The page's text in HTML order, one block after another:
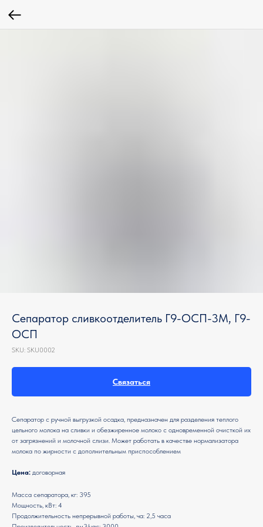
Сепаратор сливкоотделитель Г9-ОСП-3М, Г9-
ОСП
SKU: SKU0002
Связаться
Сепаратор с ручной выгрузкой осадка, предназначен для разделения теплого
цельного молока на сливки и обезжиренное молоко с одновременной очисткой их
от загрязнений и молочной слизи. Может работать в качестве нормализатора
молока по жирности с дополнительным приспособлением
Цена: договорная
Масса сепаратора, кг: 395
Мощность, кВт: 4
Продолжительность непрерывной работы, ча: 2,5 часа